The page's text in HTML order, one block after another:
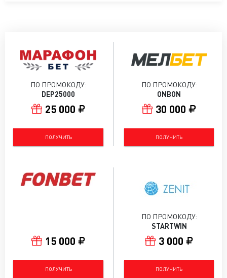
ПО ПРОМОКОДУ:
DEP25000
25 000
ПОЛУЧИТЬ
ПО ПРОМОКОДУ:
ONBON
30 000
ПОЛУЧИТЬ
15 000
ПОЛУЧИТЬ
ПО ПРОМОКОДУ:
STARTWIN
3 000
ПОЛУЧИТЬ